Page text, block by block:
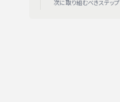
次に取り組むべきステップ